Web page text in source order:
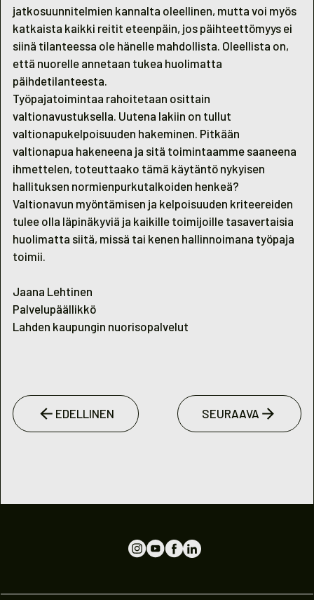
jatkosuunnitelmien kannalta oleellinen, mutta voi myös
katkaista kaikki reitit eteenpäin, jos päihteettömyys ei
siinä tilanteessa ole hänelle mahdollista. Oleellista on,
että nuorelle annetaan tukea huolimatta
päihdetilanteesta.
Työpajatoimintaa rahoitetaan osittain
valtionavustuksella. Uutena lakiin on tullut
valtionapukelpoisuuden hakeminen. Pitkään
valtionapua hakeneena ja sitä toimintaamme saaneena
ihmettelen, toteuttaako tämä käytäntö nykyisen
hallituksen normienpurkutalkoiden henkeä?
Valtionavun myöntämisen ja kelpoisuuden kriteereiden
tulee olla läpinäkyviä ja kaikille toimijoille tasavertaisia
huolimatta siitä, missä tai kenen hallinnoimana työpaja
toimii.
Jaana Lehtinen
Palvelupäällikkö
Lahden kaupungin nuorisopalvelut
EDELLINEN SEURAAVA